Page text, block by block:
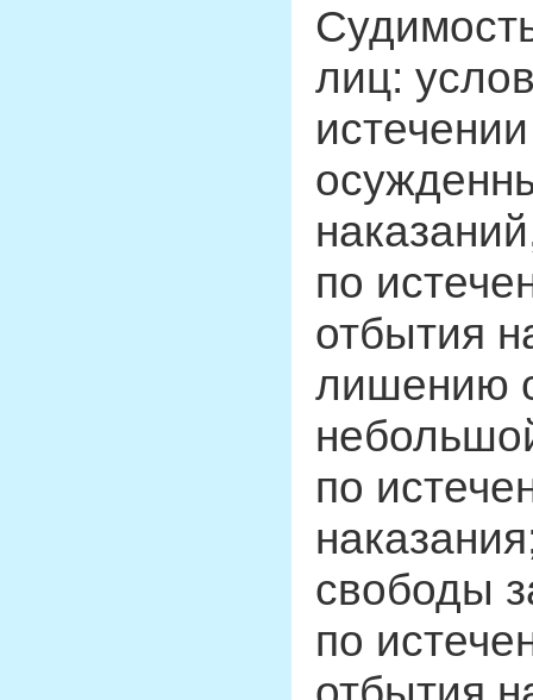
лиц:
по
отбытия
лишению
по
свободы
по